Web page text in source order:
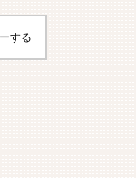
する